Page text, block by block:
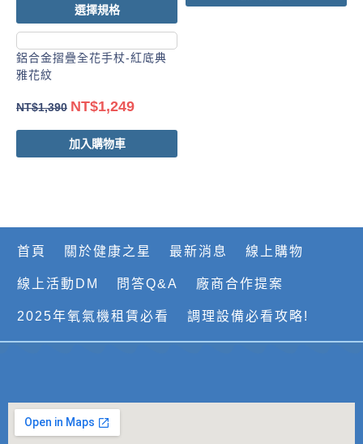
選擇規格
鋁合金摺疊全花手杖-紅底典
雅花紋
NT$1,390 NT$1,249
加入購物車
首頁 關於健康之星 最新消息 線上購物
線上活動DM 問答Q&A 廠商合作提案
2025年氧氣機租賃必看 調理設備必看攻略!